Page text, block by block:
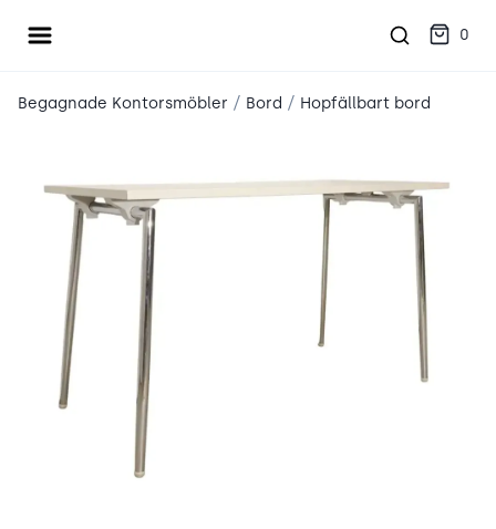
Öppna meny 0
Begagnade Kontorsmöbler / Bord / Hopfällbart bord